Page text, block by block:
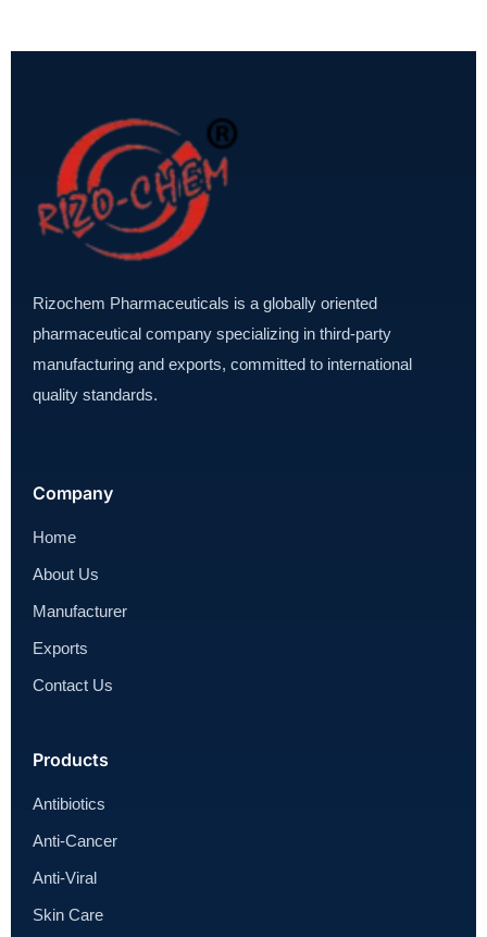
Rizochem Pharmaceuticals is a globally oriented
pharmaceutical company specializing in third-party
manufacturing and exports, committed to international
quality standards.
Company
Home
About Us
Manufacturer
Exports
Contact Us
Products
Antibiotics
Anti-Cancer
Anti-Viral
Skin Care